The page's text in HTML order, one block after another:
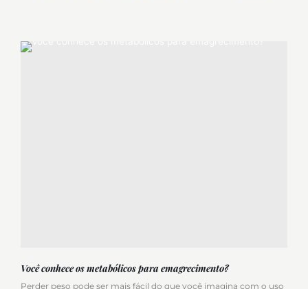
Você conhece os metabólicos para emagrecimento?
Perder peso pode ser mais fácil do que você imagina com o uso